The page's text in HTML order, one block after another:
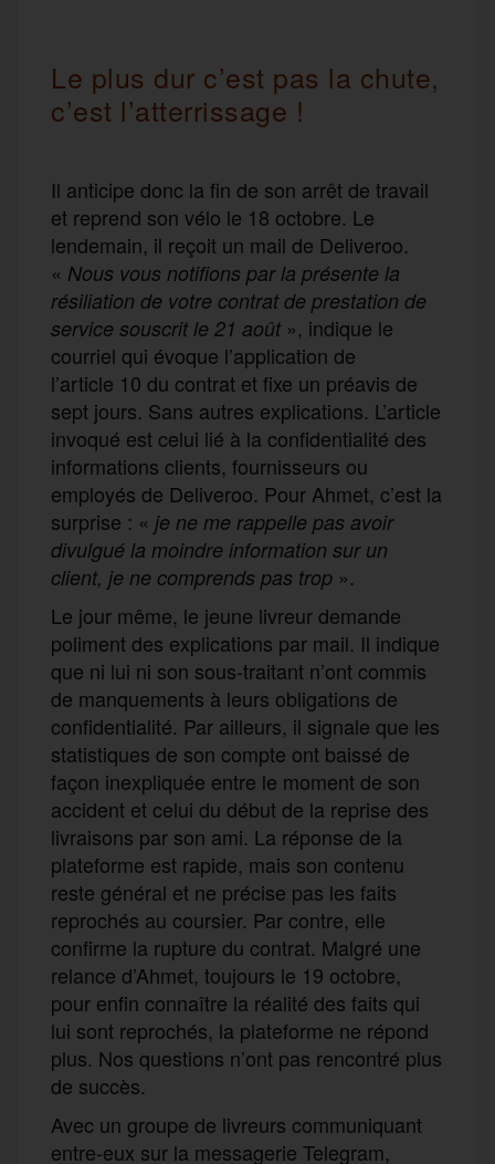
Le plus dur c’est pas la chute,
c’est l’atterrissage !
Il anticipe donc la fin de son arrêt de travail
et reprend son vélo le 18 octobre. Le
lendemain, il reçoit un mail de Deliveroo.
« Nous vous notifions par la présente la
résiliation de votre contrat de prestation de
service souscrit le 21 août», indique le
courriel qui évoque l’application de
l’article 10 du contrat et fixe un préavis de
sept jours. Sans autres explications. L’article
invoqué est celui lié à la confidentialité des
informations clients, fournisseurs ou
employés de Deliveroo. Pour Ahmet, c’est la
surprise : « je ne me rappelle pas avoir
divulgué la moindre information sur un
client, je ne comprends pas trop ».
Le jour même, le jeune livreur demande
poliment des explications par mail. Il indique
que ni lui ni son sous-traitant n’ont commis
de manquements à leurs obligations de
confidentialité. Par ailleurs, il signale que les
statistiques de son compte ont baissé de
façon inexpliquée entre le moment de son
accident et celui du début de la reprise des
livraisons par son ami. La réponse de la
plateforme est rapide, mais son contenu
reste général et ne précise pas les faits
reprochés au coursier. Par contre, elle
confirme la rupture du contrat. Malgré une
relance d’Ahmet, toujours le 19 octobre,
pour enfin connaître la réalité des faits qui
lui sont reprochés, la plateforme ne répond
plus. Nos questions n’ont pas rencontré plus
de succès.
Avec un groupe de livreurs communiquant
entre-eux sur la messagerie Telegram,